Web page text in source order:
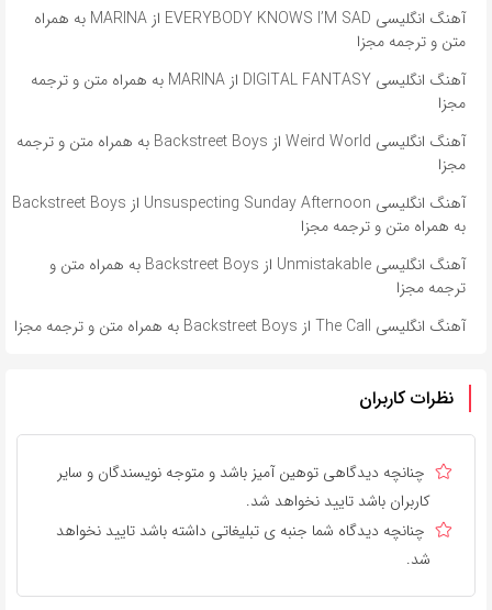
آهنگ انگلیسی EVERYBODY KNOWS I’M SAD از MARINA به همراه
متن و ترجمه مجزا
آهنگ انگلیسی DIGITAL FANTASY از MARINA به همراه متن و ترجمه
مجزا
آهنگ انگلیسی Weird World از Backstreet Boys به همراه متن و ترجمه
مجزا
آهنگ انگلیسی Unsuspecting Sunday Afternoon از Backstreet Boys
به همراه متن و ترجمه مجزا
آهنگ انگلیسی Unmistakable از Backstreet Boys به همراه متن و
ترجمه مجزا
آهنگ انگلیسی The Call از Backstreet Boys به همراه متن و ترجمه مجزا
نظرات کاربران
چنانچه دیدگاهی توهین آمیز باشد و متوجه نویسندگان و سایر
کاربران باشد تایید نخواهد شد.
چنانچه دیدگاه شما جنبه ی تبلیغاتی داشته باشد تایید نخواهد
شد.